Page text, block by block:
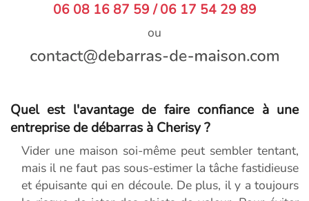
06 08 16 87 59 / 06 17 54 29 89
ou
Quel est l'avantage de faire confiance à une
entreprise de débarras à Cherisy ?
Vider une maison soi-même peut sembler tentant,
mais il ne faut pas sous-estimer la tâche fastidieuse
et épuisante qui en découle. De plus, il y a toujours